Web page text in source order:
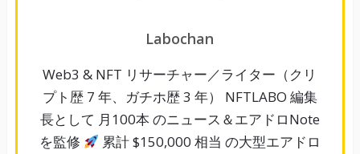
Labochan
Web3 & NFT リサーチャー／ライター（クリ
プト歴 7 年、ガチホ歴 3 年） NFTLABO 編集
長として 月100本 のニュース＆エアドロNote
を監修
累計 $150,000 相当 の大型エアドロ